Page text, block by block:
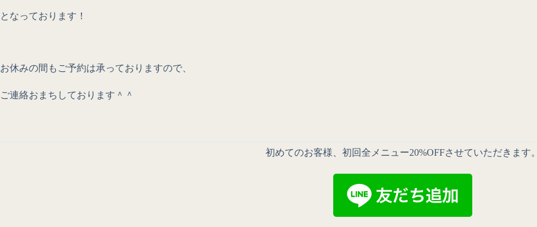
となっております！
お休みの間もご予約は承っておりますので、
ご連絡おまちしております＾＾
初めてのお客様、初回全メニュー20%OFFさせていただきます